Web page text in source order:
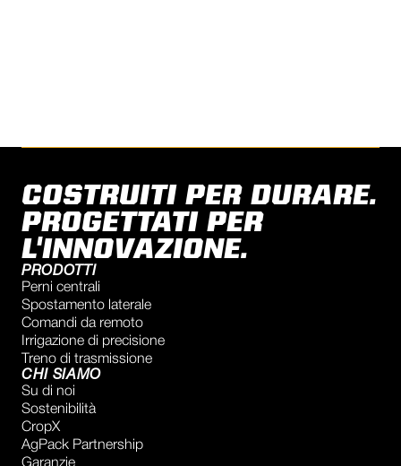
COSTRUITI PER DURARE.
PROGETTATI PER
L'INNOVAZIONE.
PRODOTTI
Perni centrali
Spostamento laterale
Comandi da remoto
Irrigazione di precisione
Treno di trasmissione
CHI SIAMO
Su di noi
Sostenibilità
CropX
AgPack Partnership
Garanzie